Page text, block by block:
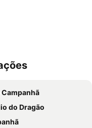
do Dragão